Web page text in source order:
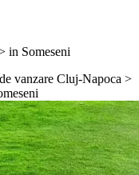
in Someseni
vanzare Cluj-Napoca >